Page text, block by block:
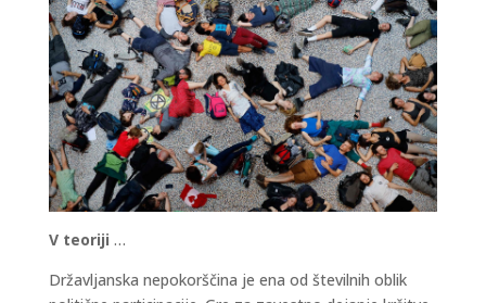
V teoriji …
Državljanska nepokorščina je ena od številnih oblik